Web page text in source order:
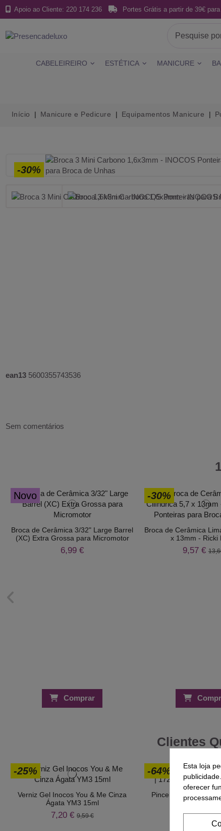
Apoio ao Cliente: 220 174 236 Portes Grátis a partir de 39€
CABELEIREIRO ESTÉTICA MANICURE
Início Manicure e Pedicure Equipamentos Manicure
-30%
ean13 5600355743536
Sem comentários
Novo
Broca de Cerâmica 3/32" Large Barrel
(XC) Extra Grossa para Micromotor
6,99 €
Comprar
-30%
Broca de Cerâmica
x 13mm - Ricki
9,57 €
Clientes
-25%
Verniz Gel Inocos You & Me Cinza
Ágata YM3 15ml
7,20 € 9,59 €
-64%
Pincel nº6 Ponta
1,08 €
Esta loja
oferecer